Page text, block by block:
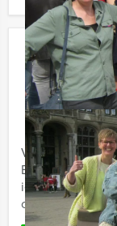
Van Groningen
Enschede, de
iedereen
cross-over